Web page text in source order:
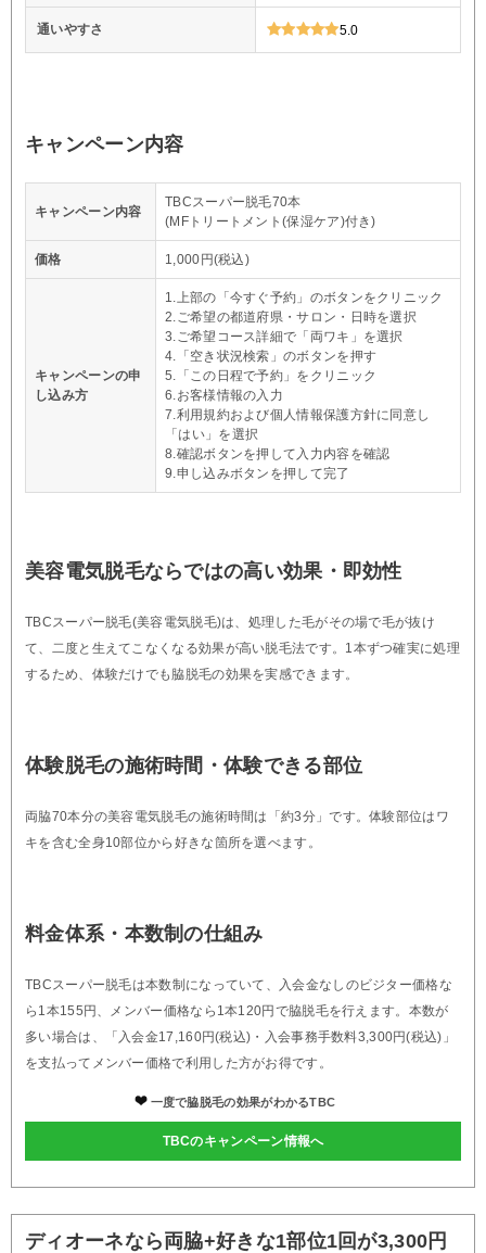
通いやすさ 5.0
キャンペーン内容
キャンペーン内容
TBCスーパー脱毛70本
(MFトリートメント(保湿ケア)付き)
価格 1,000円(税込)
キャンペーンの申
し込み方
1.上部の「今すぐ予約」のボタンをクリニック
2.ご希望の都道府県・サロン・日時を選択
3.ご希望コース詳細で「両ワキ」を選択
4.「空き状況検索」のボタンを押す
5.「この日程で予約」をクリニック
6.お客様情報の入力
7.利用規約および個人情報保護方針に同意し
「はい」を選択
8.確認ボタンを押して入力内容を確認
9.申し込みボタンを押して完了
美容電気脱毛ならではの高い効果・即効性
TBCスーパー脱毛(美容電気脱毛)は、処理した毛がその場で毛が抜け
て、二度と生えてこなくなる効果が高い脱毛法です。1本ずつ確実に処理
するため、体験だけでも脇脱毛の効果を実感できます。
体験脱毛の施術時間・体験できる部位
両脇70本分の美容電気脱毛の施術時間は「約3分」です。体験部位はワ
キを含む全身10部位から好きな箇所を選べます。
料金体系・本数制の仕組み
TBCスーパー脱毛は本数制になっていて、入会金なしのビジター価格な
ら1本155円、メンバー価格なら1本120円で脇脱毛を行えます。本数が
多い場合は、「入会金17,160円(税込)・入会事務手数料3,300円(税込)」
を支払ってメンバー価格で利用した方がお得です。
一度で脇脱毛の効果がわかるTBC
TBCのキャンペーン情報へ
ディオーネなら両脇+好きな1部位1回が3,300円